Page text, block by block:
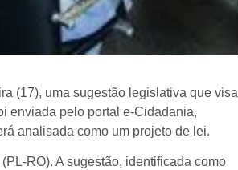
(17), uma sugestão legislativa que visa
enviada pelo portal e-Cidadania,
analisada como um projeto de lei.
RO). A sugestão, identificada como